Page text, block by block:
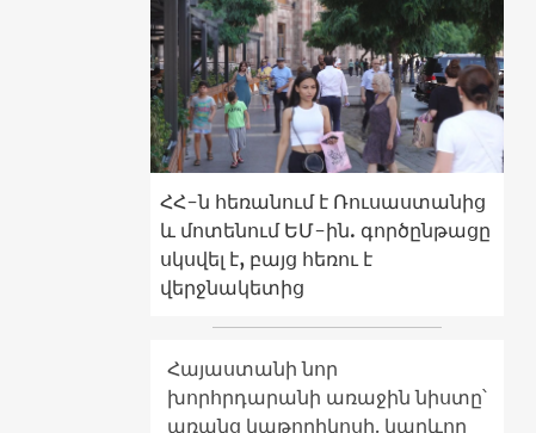
ՀՀ-ն հեռանում է Ռուսաստանից
և մոտենում ԵՄ-ին. գործընթացը
սկսվել է, բայց հեռու է
վերջնակետից
Հայաստանի նոր
խորհրդարանի առաջին նիստը՝
առանց կաթողիկոսի. կարևոր